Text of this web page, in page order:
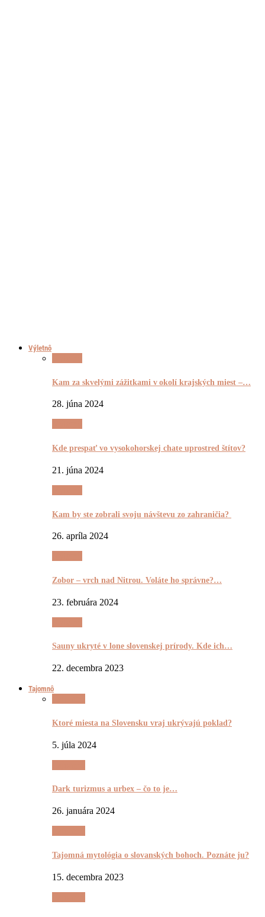
Výletnô
Kam za skvelými zážitkami v okolí krajských miest –…
28. júna 2024
Kde prespať vo vysokohorskej chate uprostred štítov?
21. júna 2024
Kam by ste zobrali svoju návštevu zo zahraničia?
26. apríla 2024
Zobor – vrch nad Nitrou. Voláte ho správne?…
23. februára 2024
Sauny ukryté v lone slovenskej prírody. Kde ich…
22. decembra 2023
Tajomnô
Ktoré miesta na Slovensku vraj ukrývajú poklad?
5. júla 2024
Dark turizmus a urbex – čo to je…
26. januára 2024
Tajomná mytológia o slovanských bohoch. Poznáte ju?
15. decembra 2023